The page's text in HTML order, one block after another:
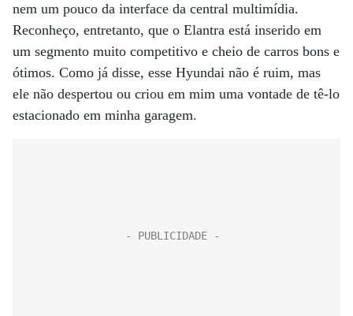
nem um pouco da interface da central multimídia.
Reconheço, entretanto, que o Elantra está inserido em
um segmento muito competitivo e cheio de carros bons e
ótimos. Como já disse, esse Hyundai não é ruim, mas
ele não despertou ou criou em mim uma vontade de tê-lo
estacionado em minha garagem.